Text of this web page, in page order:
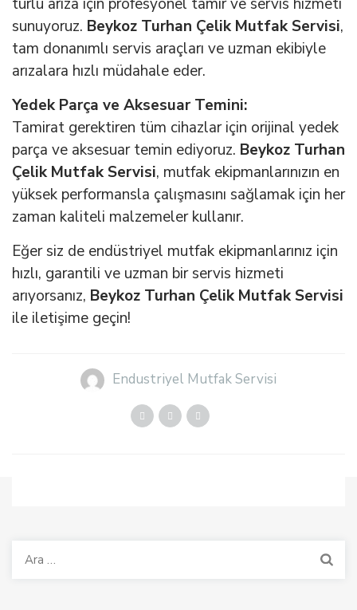
sunuyoruz. Beykoz Turhan Çelik Mutfak Servisi,
tam donanımlı servis araçları ve uzman ekibiyle
arızalara hızlı müdahale eder.
Yedek Parça ve Aksesuar Temini:
Tamirat gerektiren tüm cihazlar için orijinal yedek
parça ve aksesuar temin ediyoruz. Beykoz Turhan
Çelik Mutfak Servisi, mutfak ekipmanlarınızın en
yüksek performansla çalışmasını sağlamak için her
zaman kaliteli malzemeler kullanır.
Eğer siz de endüstriyel mutfak ekipmanlarınız için
hızlı, garantili ve uzman bir servis hizmeti
arıyorsanız, Beykoz Turhan Çelik Mutfak Servisi
ile iletişime geçin!
Endustriyel Mutfak Servisi
Arama: